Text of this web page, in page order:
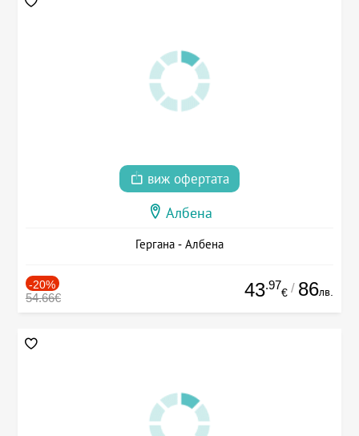
виж офертата
Албена
Гергана - Албена
-20%
54.66€ 43.97
€ / 86лв.